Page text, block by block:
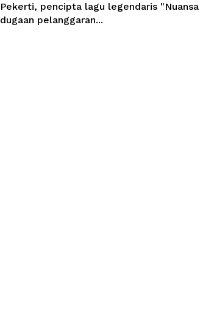
Pekerti, pencipta lagu legendaris
dugaan pelanggaran...